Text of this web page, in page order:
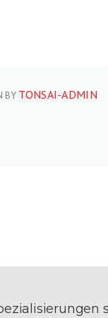
BY TONSAI-ADMIN